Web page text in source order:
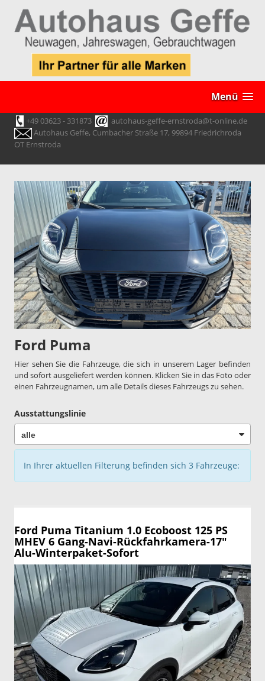
Menü
+49 03623 - 331873
autohaus-geffe-ernstroda@t-online.de
Autohaus Geffe, Cumbacher Straße 17, 99894 Friedrichroda
OT Ernstroda
Ford Puma
Hier sehen Sie die Fahrzeuge, die sich in unserem Lager befinden
und sofort ausgeliefert werden können. Klicken Sie in das Foto oder
einen Fahrzeugnamen, um alle Details dieses Fahrzeugs zu sehen.
Ausstattungslinie
In Ihrer aktuellen Filterung befinden sich 3 Fahrzeuge:
Ford Puma Titanium 1.0 Ecoboost 125 PS
MHEV 6 Gang-Navi-Rückfahrkamera-17"
Alu-Winterpaket-Sofort